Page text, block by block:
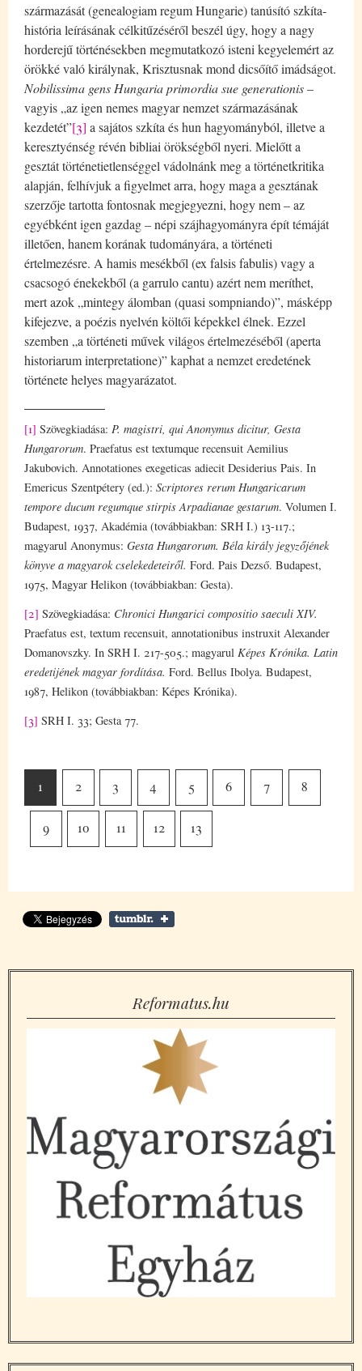
származását (genealogiam regum Hungarie) tanúsító szkíta-
história leírásának célkitűzéséről beszél úgy, hogy a nagy
horderejű történésekben megmutatkozó isteni kegyelemért az
örökké való királynak, Krisztusnak mond dicsőítő imádságot.
Nobilissima gens Hungaria primordia sue generationis–
vagyis „az igen nemes magyar nemzet származásának
kezdetét”[3] a sajátos szkíta és hun hagyományból, illetve a
keresztyénség révén bibliai örökségből nyeri. Mielőtt a
gesztát történetietlenséggel vádolnánk meg a történetkritika
alapján, felhívjuk a figyelmet arra, hogy maga a gesztának
szerzője tartotta fontosnak megjegyezni, hogy nem – az
egyébként igen gazdag – népi szájhagyományra épít témáját
illetően, hanem korának tudományára, a történeti
értelmezésre. A hamis mesékből (ex falsis fabulis) vagy a
csacsogó énekekből (a garrulo cantu) azért nem meríthet,
mert azok „mintegy álomban (quasi sompniando)”, másképp
kifejezve, a poézis nyelvén költői képekkel élnek. Ezzel
szemben „a történeti művek világos értelmezéséből (aperta
historiarum interpretatione)” kaphat a nemzet eredetének
története helyes magyarázatot.
[1] Szövegkiadása: P. magistri, qui Anonymus dicitur, Gesta
Hungarorum. Praefatus est textumque recensuit Aemilius
Jakubovich. Annotationes exegeticas adiecit Desiderius Pais. In
Emericus Szentpétery (ed.): Scriptores rerum Hungaricarum
tempore ducum regumque stirpis Arpadianae gestarum. Volumen I.
Budapest, 1937, Akadémia (továbbiakban: SRH I.) 13-117.;
magyarul Anonymus: Gesta Hungarorum. Béla király jegyzőjének
könyve a magyarok cselekedeteiről. Ford. Pais Dezső. Budapest,
1975, Magyar Helikon (továbbiakban: Gesta).
[2] Szövegkiadása: Chronici Hungarici compositio saeculi XIV.
Praefatus est, textum recensuit, annotationibus instruxit Alexander
Domanovszky. In SRH I. 217-505.; magyarul Képes Krónika. Latin
eredetijének magyar fordítása. Ford. Bellus Ibolya. Budapest,
1987, Helikon (továbbiakban: Képes Krónika).
[3] SRH I. 33; Gesta 77.
1 2 3 4 5 6 7 8
9 10 11 12 13
Reformatus.hu